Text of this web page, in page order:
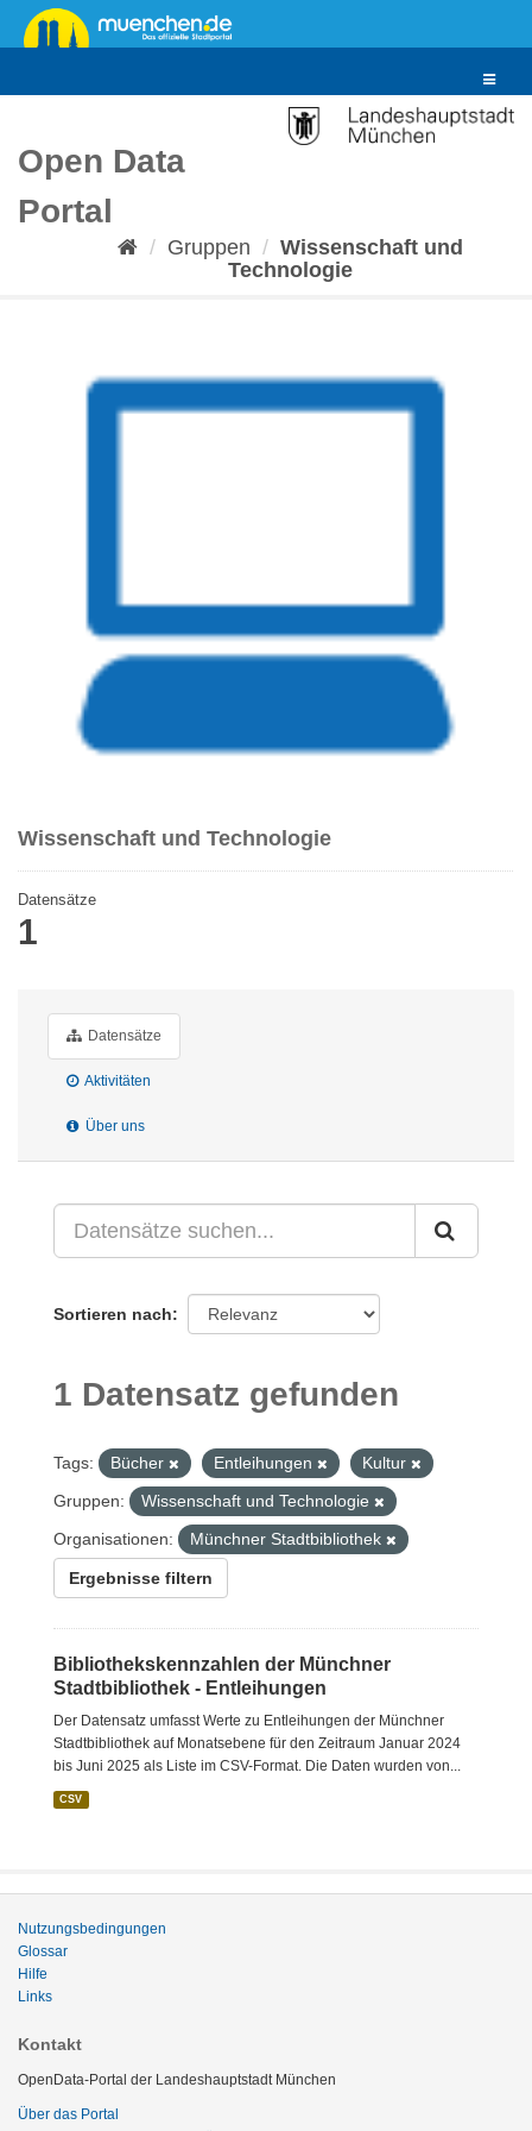
Überspringen
zum
Toggle
Open Data
Portal
Gruppen
Wissenschaft und
Technologie
Wissenschaft und Technologie
Datensätze
1
Datensätze
Aktivitäten
Über uns
Sortieren nach
1 Datensatz gefunden
Tags: Bücher Entleihungen
Kultur
Gruppen:
Wissenschaft und Technologie
Organisationen:
Münchner Stadtbibliothek
Ergebnisse filtern
Bibliothekskennzahlen der Münchner
Stadtbibliothek - Entleihungen
Der Datensatz umfasst Werte zu Entleihungen der Münchner
Stadtbibliothek auf Monatsebene für den Zeitraum Januar 2024
bis Juni 2025 als Liste im CSV-Format. Die Daten wurden von...
CSV
Nutzungsbedingungen
Glossar
Hilfe
Links
Kontakt
OpenData-Portal der Landeshauptstadt München
Über das Portal